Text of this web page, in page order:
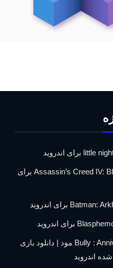
دانلود Assassin’s Creed IV: Black Flag برای
Bully : Anniversary Edition مود | دانلود بازی
اندروید